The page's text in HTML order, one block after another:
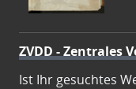
ZVDD - Zentrales
Ist Ihr gesuchtes